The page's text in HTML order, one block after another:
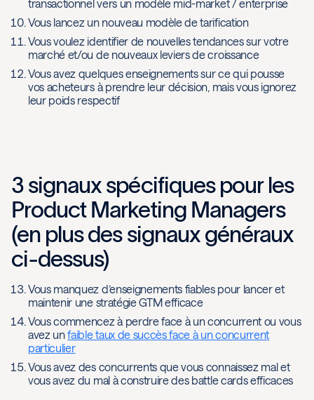
transactionnel vers un modèle mid-market / enterprise
Vous lancez un nouveau modèle de tarification
Vous voulez identifier de nouvelles tendances sur votre
marché et/ou de nouveaux leviers de croissance
Vous avez quelques enseignements sur ce qui pousse
vos acheteurs à prendre leur décision, mais vous ignorez
leur poids respectif
3 signaux spécifiques pour les
Product Marketing Managers
(en plus des signaux généraux
ci-dessus)
Vous manquez d’enseignements fiables pour lancer et
maintenir une stratégie GTM efficace
Vous commencez à perdre face à un concurrent ou vous
avez unfaible taux de succès face à un concurrent
particulier
Vous avez des concurrents que vous connaissez mal et
vous avez du mal à construire des battle cards efficaces